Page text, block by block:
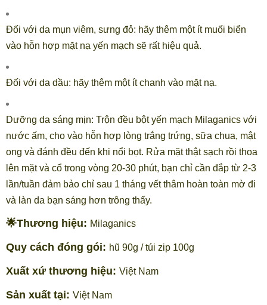
Đối với da mụn viêm, sưng đỏ: hãy thêm một ít muối biển
vào hỗn hợp mặt nạ yến mạch sẽ rất hiệu quả.
Đối với da dầu: hãy thêm một ít chanh vào mặt nạ.
Dưỡng da sáng mịn: Trộn đều bột yến mạch Milaganics với
nước ấm, cho vào hỗn hợp lòng trắng trứng, sữa chua, mật
ong và đánh đều đến khi nổi bọt. Rửa mặt thật sạch rồi thoa
lên mặt và cổ trong vòng 20-30 phút, bạn chỉ cần đắp từ 2-3
lần/tuần đảm bảo chỉ sau 1 tháng vết thâm hoàn toàn mờ đi
và làn da bạn sáng hơn trông thấy.
🌟Thương hiệu: Milaganics
Quy cách đóng gói: hũ 90g / túi zip 100g
Xuất xứ thương hiệu: Việt Nam
Sản xuất tại: Việt Nam